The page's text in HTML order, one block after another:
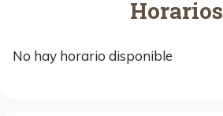
Horarios
No hay horario disponible